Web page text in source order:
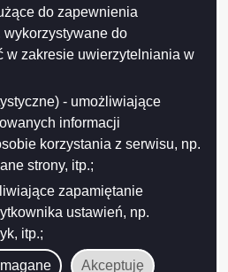
do zapewnienia
wykorzystywane do
w zakresie uwierzytelniania w
- umożliwiające
informacji
korzystania z serwisu, np.
strony, itp.;
zapamiętanie
ustawień, np.
itp.;
Akceptuję
Unię Europejską z Europejskiego Funduszu
Regionalnego Programu Operacyjnego
na lata 2007-2013
ROZWOJU WOJEWÓDZTWA PODLASKIEGO